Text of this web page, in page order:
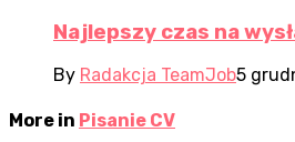
Najlepszy czas na
By Radakcja TeamJob5
More in Pisanie CV